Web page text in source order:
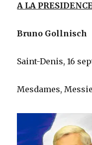
A LA
Bruno Gollnisch
Saint-Denis, 16
Mesdames,